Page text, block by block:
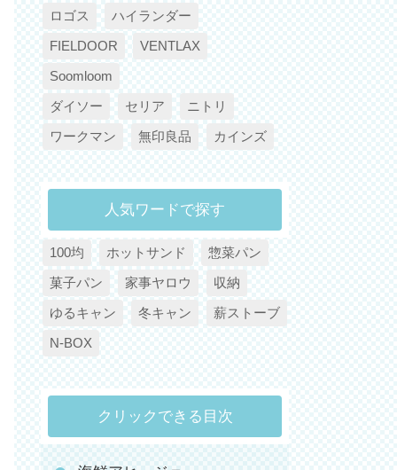
ロゴス
ハイランダー
FIELDOOR
VENTLAX
Soomloom
ダイソー
セリア
ニトリ
ワークマン
無印良品 カインズ
人気ワードで探す
100均 ホットサンド
惣菜パン
菓子パン
家事ヤロウ
収納
ゆるキャン
冬キャン
薪ストーブ
N-BOX
クリックできる目次